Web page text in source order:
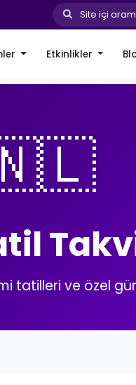
Site içi
Etkinlikler
tatilleri ve özel